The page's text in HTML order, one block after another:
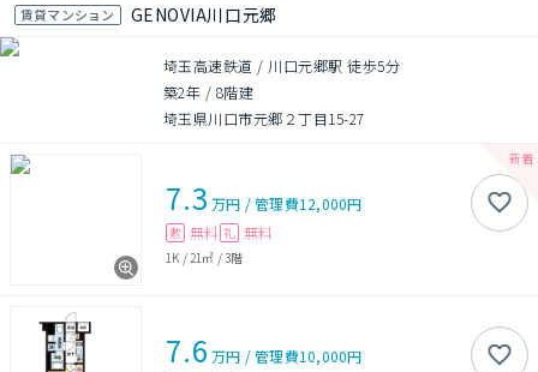
賃貸マンション GENOVIA川口元郷
埼玉高速鉄道 / 川口元郷駅 徒歩5分
築2年 / 8階建
埼玉県川口市元郷２丁目15-27
7.3 万円 /管理費12,000円
敷 無料 礼 無料
1K / 21㎡ /3階
7.6 万円 /管理費10,000円